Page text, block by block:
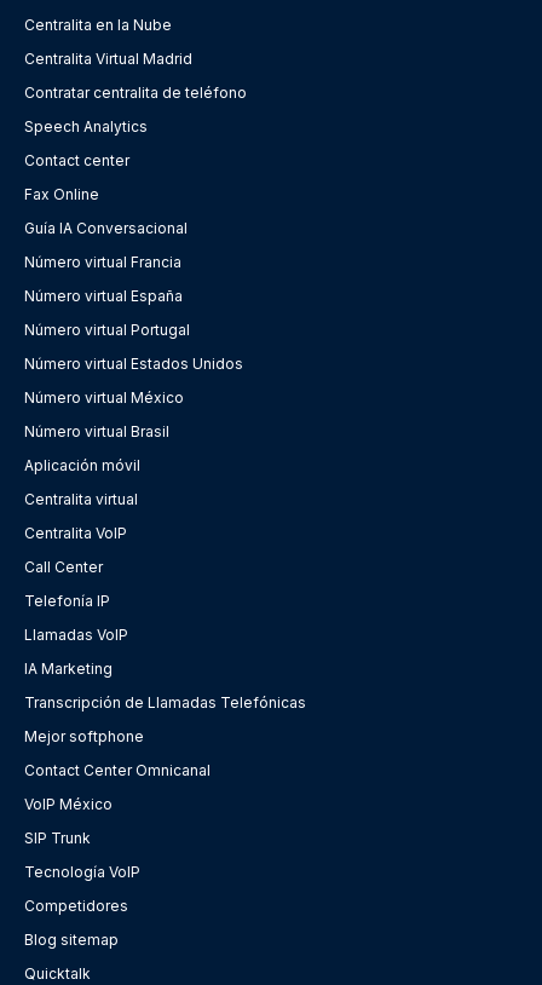
Centralita en la Nube
Centralita Virtual Madrid
Contratar centralita de teléfono
Speech Analytics
Contact center
Fax Online
Guía IA Conversacional
Número virtual Francia
Número virtual España
Número virtual Portugal
Número virtual Estados Unidos
Número virtual México
Número virtual Brasil
Aplicación móvil
Centralita virtual
Centralita VoIP
Call Center
Telefonía IP
Llamadas VoIP
IA Marketing
Transcripción de Llamadas Telefónicas
Mejor softphone
Contact Center Omnicanal
VoIP México
SIP Trunk
Tecnología VoIP
Competidores
Blog sitemap
Quicktalk